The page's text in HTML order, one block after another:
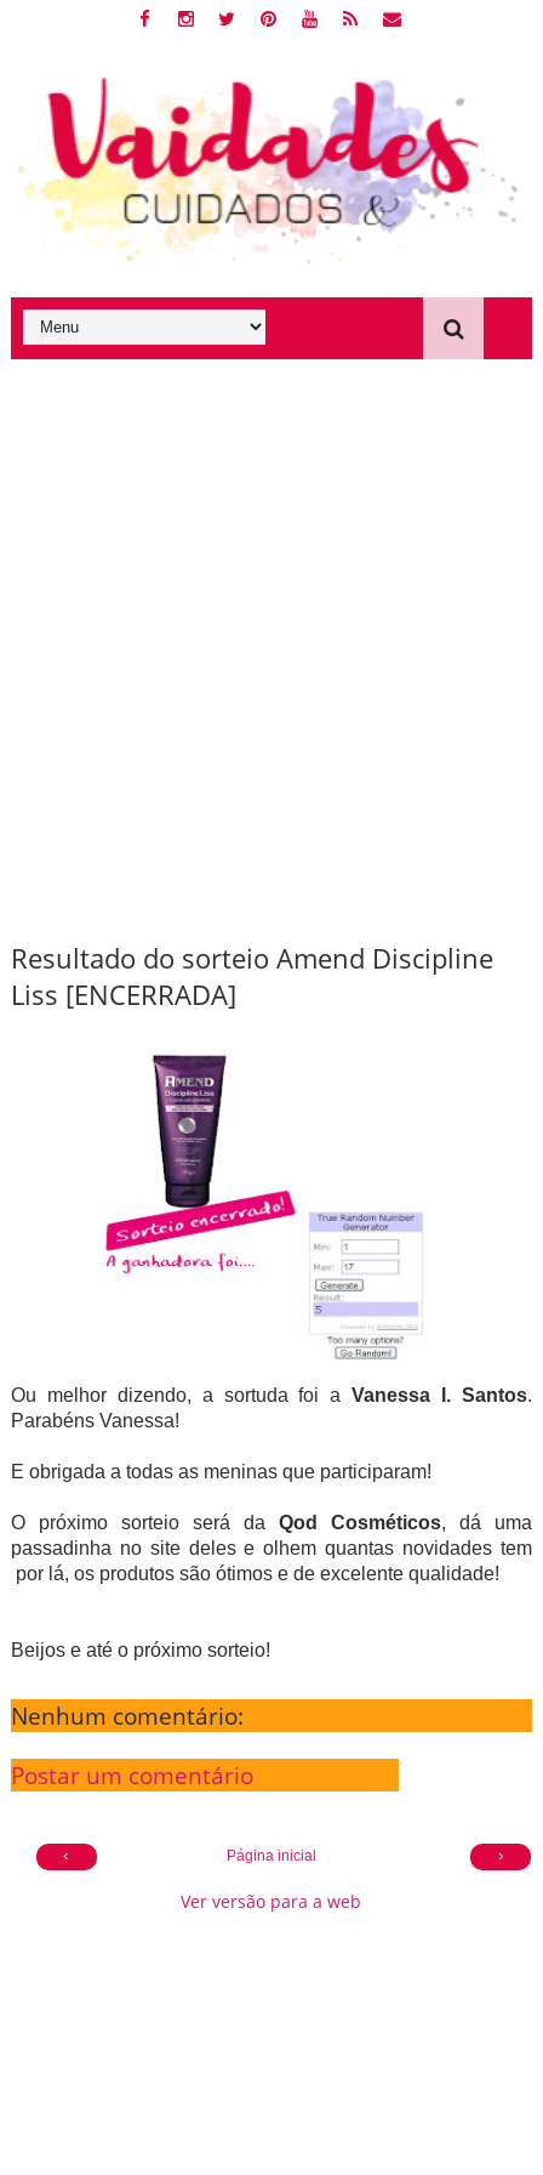
Resultado do sorteio Amend Discipline
Liss [ENCERRADA]
Ou melhor dizendo, a sortuda foi aVanessa I. Santos.
Parabéns Vanessa!
E obrigada a todas as meninas que participaram!
O próximo sorteio será daQod Cosméticos, dá uma
passadinha no site deles e olhem quantas novidades tem
por lá, os produtos são ótimos e de excelente qualidade!
Beijos e até o próximo sorteio!
Nenhum comentário:
Postar um comentário
‹ ›
Página inicial
Ver versão para a web